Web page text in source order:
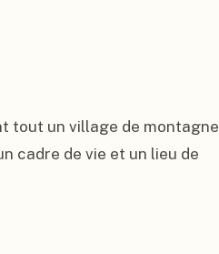
tout un village de montagne
cadre de vie et un lieu de